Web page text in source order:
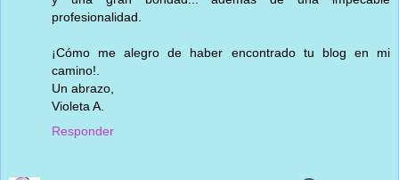
profesionalidad.
¡Cómo me alegro de haber encontrado tu blog en mi
camino!.
Un abrazo,
Violeta A.
Responder